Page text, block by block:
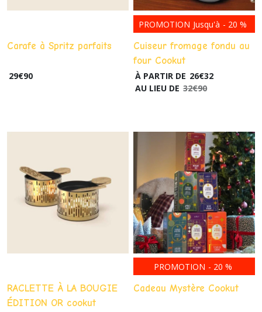
Carafe à Spritz parfaits
29€90
PROMOTION Jusqu'à - 20 %
Cuiseur fromage fondu au
four Cookut
À PARTIR DE 26€32
AU LIEU DE 32€90
RACLETTE À LA BOUGIE
ÉDITION OR cookut
PROMOTION - 20 %
Cadeau Mystère Cookut